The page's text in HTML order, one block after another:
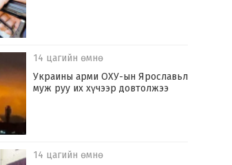
14 цагийн өмнө
Украины арми ОХУ-ын Ярославьл
муж руу их хүчээр довтолжээ
14 цагийн өмнө